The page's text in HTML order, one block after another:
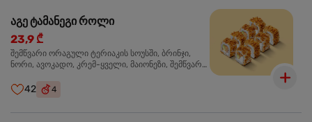
აგე ტამანეგი როლი
23,9 ₾
შემწვარი ორაგული ტერიაკის სოუსში, ბრინჯი,
ნორი, ავოკადო, კრემ-ყველი, მაიონეზი, შემწვარი
42 4